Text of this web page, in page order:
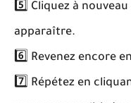
5️⃣ Cliquez à
apparaître.
6️⃣ Revenez encore
7️⃣ Répétez en